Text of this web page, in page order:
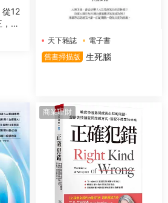
從12
群
天下雜誌
電子書
舊書掃描版
生死腦
商業理財